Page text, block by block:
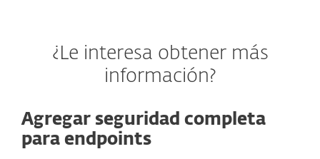
¿Le interesa obtener más
información?
Agregar seguridad completa
para endpoints